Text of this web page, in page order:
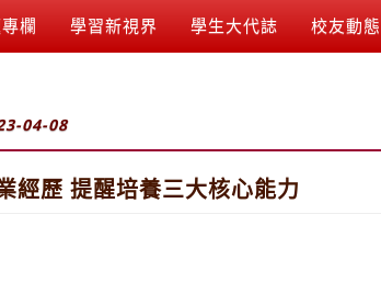
欄 學習新視界 學生大代誌 校友動態
04-08
經歷 提醒培養三大核心能力